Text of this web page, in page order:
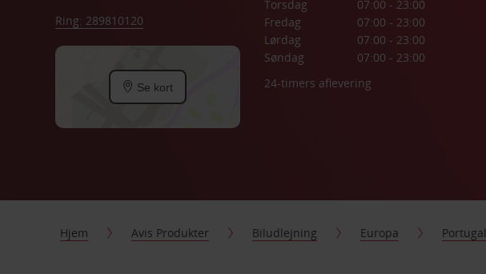
Ring: 289810120
Se kort
Torsdag
07:00 - 23:00
Fredag
07:00 - 23:00
Lørdag
07:00 - 23:00
Søndag
07:00 - 23:00
24-timers aflevering
Hjem Avis Produkter Biludlejning Europa Portugal